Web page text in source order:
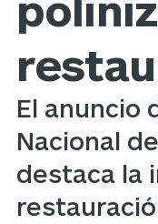
El anuncio
Nacional
destaca la